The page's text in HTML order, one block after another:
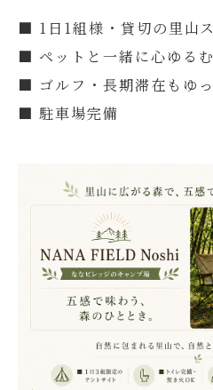
■ 1日1組様・貸切の里山
■ ペットと一緒に心ゆる
■ ゴルフ・長期滞在もゆ
■ 駐車場完備